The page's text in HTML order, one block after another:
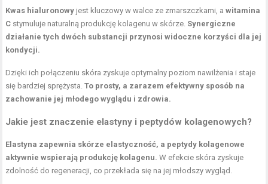
Kwas hialuronowy jest kluczowy w walce ze zmarszczkami, awitamina
C stymuluje naturalną produkcję kolagenu w skórze. Synergiczne
działanie tych dwóch substancji przynosi widoczne korzyści dla jej
kondycji.
Dzięki ich połączeniu skóra zyskuje optymalny poziom nawilżenia i staje
się bardziej sprężysta.To prosty, a zarazem efektywny sposób na
zachowanie jej młodego wyglądu i zdrowia.
Jakie jest znaczenie elastyny i peptydów kolagenowych?
Elastyna zapewnia skórze elastyczność, a peptydy kolagenowe
aktywnie wspierają produkcję kolagenu. W efekcie skóra zyskuje
zdolność do regeneracji, co przekłada się na jej młodszy wygląd.